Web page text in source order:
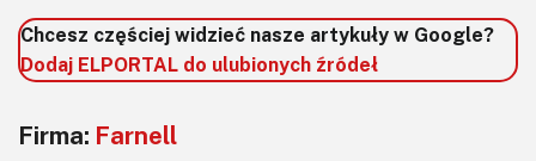
Chcesz częściej widzieć nasze artykuły w Google?
Dodaj ELPORTAL do ulubionych źródeł
Firma: Farnell